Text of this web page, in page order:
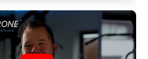
gebied van persoonlijke
aangepaste
vriendelijke, doch